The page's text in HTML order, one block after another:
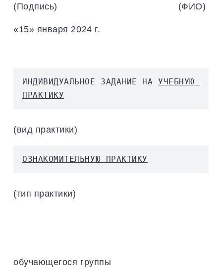
(Подпись) (ФИО)
«15» января 2024 г.
ИНДИВИДУАЛЬНОЕ ЗАДАНИЕ НА УЧЕБНУЮ
ПРАКТИКУ
(вид практики)
ОЗНАКОМИТЕЛЬНУЮ ПРАКТИКУ
(тип практики)
обучающегося группы